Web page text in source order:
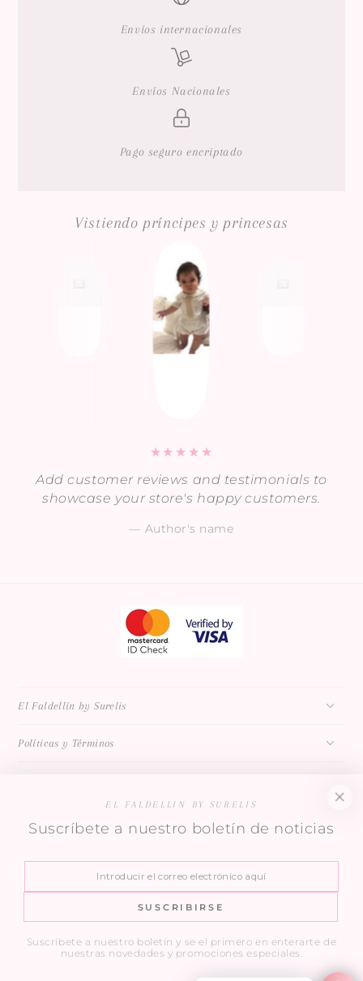
Envíos internacionales
Envíos Nacionales
Pago seguro encriptado
Vistiendo príncipes y princesas
Add customer reviews and testimonials to
showcase your store's happy customers.
Author's name
El Faldellín by Surelis
Políticas y Términos
Ofertas y Noticias Exclusivas
. All rights reserved.
Métodos
EL FALDELLIN BY SURELIS
Suscríbete a nuestro boletín de noticias
el
SUSCRIBIRSE
Suscríbete a nuestro boletín y se el primero en enterarte de
nuestras novedades y promociones especiales.